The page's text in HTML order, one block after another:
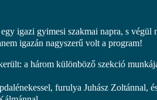
igazi gyimesi szakmai napra, s végül
igazán nagyszerű volt a program!
a három különböző szekció
furulya Juhász Zoltánnal,